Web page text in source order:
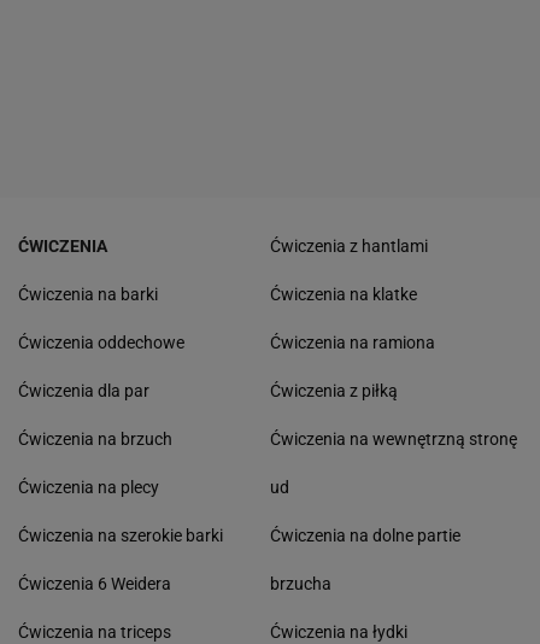
ĆWICZENIA
Ćwiczenia na barki
Ćwiczenia oddechowe
Ćwiczenia dla par
Ćwiczenia na brzuch
Ćwiczenia na plecy
Ćwiczenia na szerokie barki
Ćwiczenia 6 Weidera
Ćwiczenia na triceps
Ćwiczenia z hantlami
Ćwiczenia na klatke
Ćwiczenia na ramiona
Ćwiczenia z piłką
Ćwiczenia na wewnętrzną stronę
ud
Ćwiczenia na dolne partie
brzucha
Ćwiczenia na łydki